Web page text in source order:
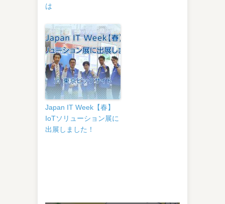
は
Japan IT Week【春】
IoTソリューション展に
出展しました！